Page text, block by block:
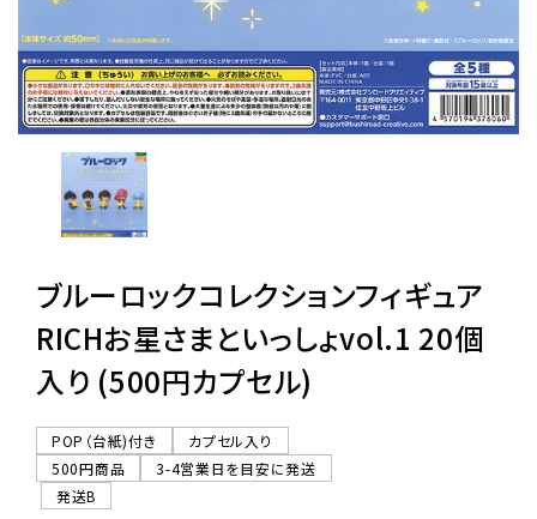
販促用カプセルトイ
よくあるご質問
06-6282-7659
ブルーロックコレクションフィギュア
RICHお星さまといっしょvol.1 20個
入り (500円カプセル)
POP（台紙)付き
カプセル入り
500円商品
3-4営業日を目安に発送
発送B